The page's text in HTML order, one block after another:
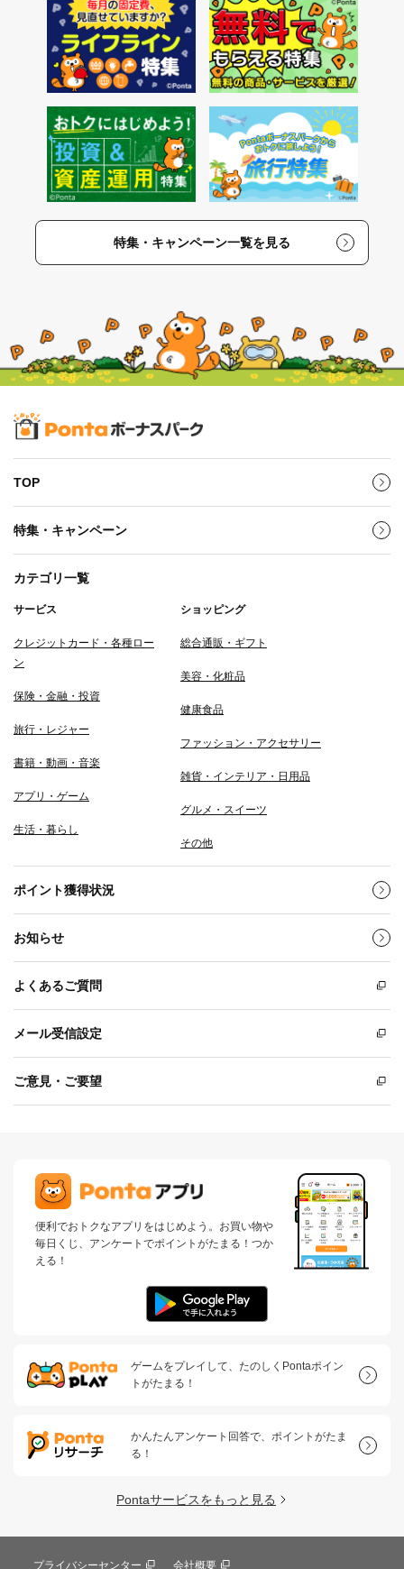
特集・キャンペーン一覧を見る
TOP
特集・キャンペーン
カテゴリ一覧
サービス
クレジットカード・各種ロー
ン
保険・金融・投資
旅行・レジャー
書籍・動画・音楽
アプリ・ゲーム
生活・暮らし
ショッピング
総合通販・ギフト
美容・化粧品
健康食品
ファッション・アクセサリー
雑貨・インテリア・日用品
グルメ・スイーツ
その他
ポイント獲得状況
お知らせ
よくあるご質問
メール受信設定
ご意見・ご要望
便利でおトクなアプリをはじめよう。お買い物や
毎日くじ、アンケートでポイントがたまる！つか
える！
ゲームをプレイして、たのしくPontaポイン
トがたまる！
かんたんアンケート回答で、ポイントがたま
る！
Pontaサービスをもっと見る
プライバシーセンター 会社概要